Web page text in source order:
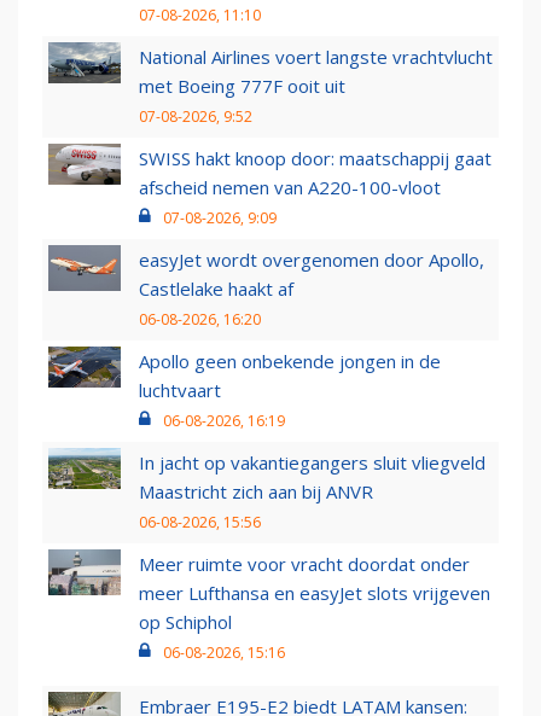
07-08-2026, 11:10
National Airlines voert langste vrachtvlucht
met Boeing 777F ooit uit
07-08-2026, 9:52
SWISS hakt knoop door: maatschappij gaat
afscheid nemen van A220-100-vloot
07-08-2026, 9:09
easyJet wordt overgenomen door Apollo,
Castlelake haakt af
06-08-2026, 16:20
Apollo geen onbekende jongen in de
luchtvaart
06-08-2026, 16:19
In jacht op vakantiegangers sluit vliegveld
Maastricht zich aan bij ANVR
06-08-2026, 15:56
Meer ruimte voor vracht doordat onder
meer Lufthansa en easyJet slots vrijgeven
op Schiphol
06-08-2026, 15:16
Embraer E195-E2 biedt LATAM kansen: